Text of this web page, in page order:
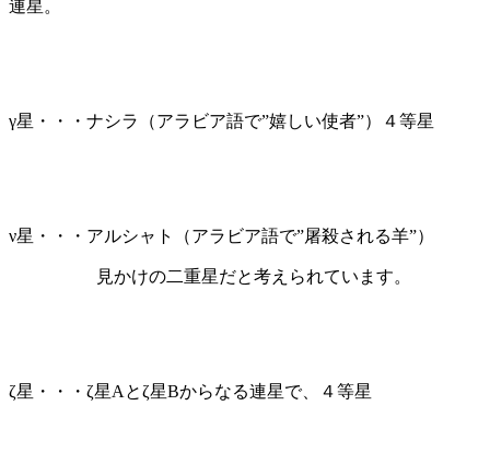
連星。
γ星・・・ナシラ（アラビア語で”嬉しい使者”）４等星
ν星・・・アルシャト（アラビア語で”屠殺される羊”）
見かけの二重星だと考えられています。
ζ星・・・ζ星Aとζ星Bからなる連星で、４等星